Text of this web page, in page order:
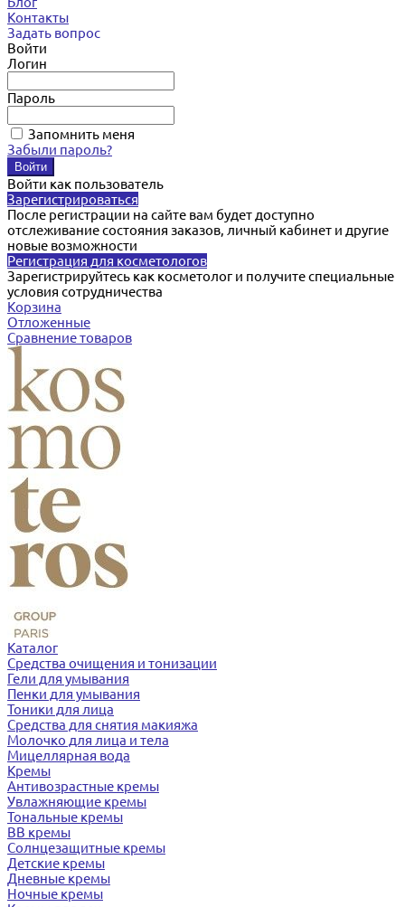
Контакты
Задать вопрос
Войти
Логин
Пароль
Запомнить меня
Забыли пароль?
Войти как пользователь
Зарегистрироваться
После регистрации на сайте вам будет доступно
отслеживание состояния заказов, личный кабинет и другие
новые возможности
Регистрация для косметологов
Зарегистрируйтесь как косметолог и получите специальные
условия сотрудничества
Корзина
Отложенные
Сравнение товаров
Каталог
Средства очищения и тонизации
Гели для умывания
Пенки для умывания
Тоники для лица
Средства для снятия макияжа
Молочко для лица и тела
Мицеллярная вода
Кремы
Антивозрастные кремы
Увлажняющие кремы
Тональные кремы
BB кремы
Солнцезащитные кремы
Детские кремы
Дневные кремы
Ночные кремы